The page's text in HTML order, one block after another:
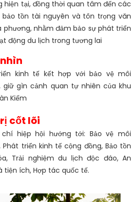
hiện tại, đồng thời quan tâm đến các
bảo tồn tài nguyên và tôn trọng văn
phương, nhằm đảm bảo sự phát triển
động du lịch trong tương lai
kinh tế kết hợp với bảo vệ môi
giữ gìn cảnh quan tự nhiên của khu
Kiếm
cốt lõi
hiệp hội hướng tới: Bảo vệ môi
Phát triển kinh tế cộng đồng, Bảo tồn
Trải nghiệm du lịch độc đáo, An
tiện ích, Hợp tác quốc tế.